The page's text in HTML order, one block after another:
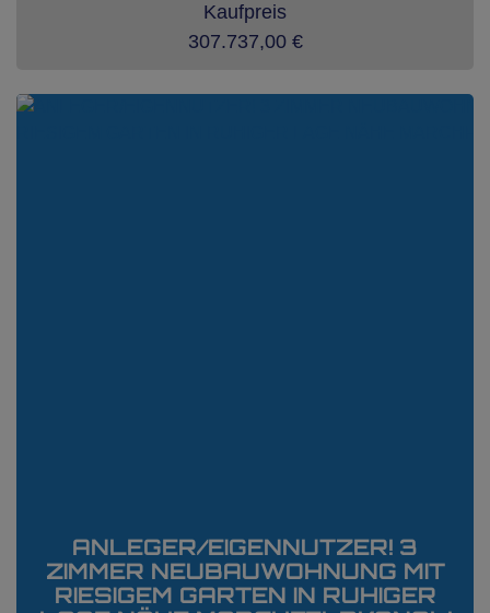
Kaufpreis
307.737,00 €
ANLEGER/EIGENNUTZER! 3
ZIMMER NEUBAUWOHNUNG MIT
RIESIGEM GARTEN IN RUHIGER